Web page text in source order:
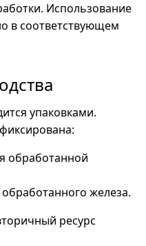
Использование
в соответствующем
упаковками.
обработанной
железа.
ресурс